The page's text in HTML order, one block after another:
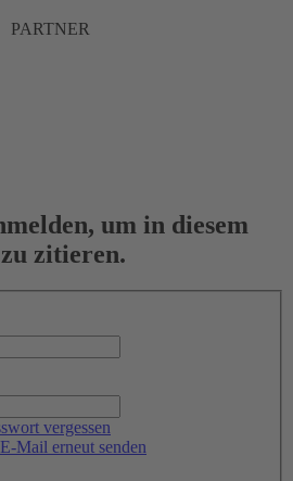
PARTNER
um in diesem
zitieren.
vergessen
Mail erneut senden